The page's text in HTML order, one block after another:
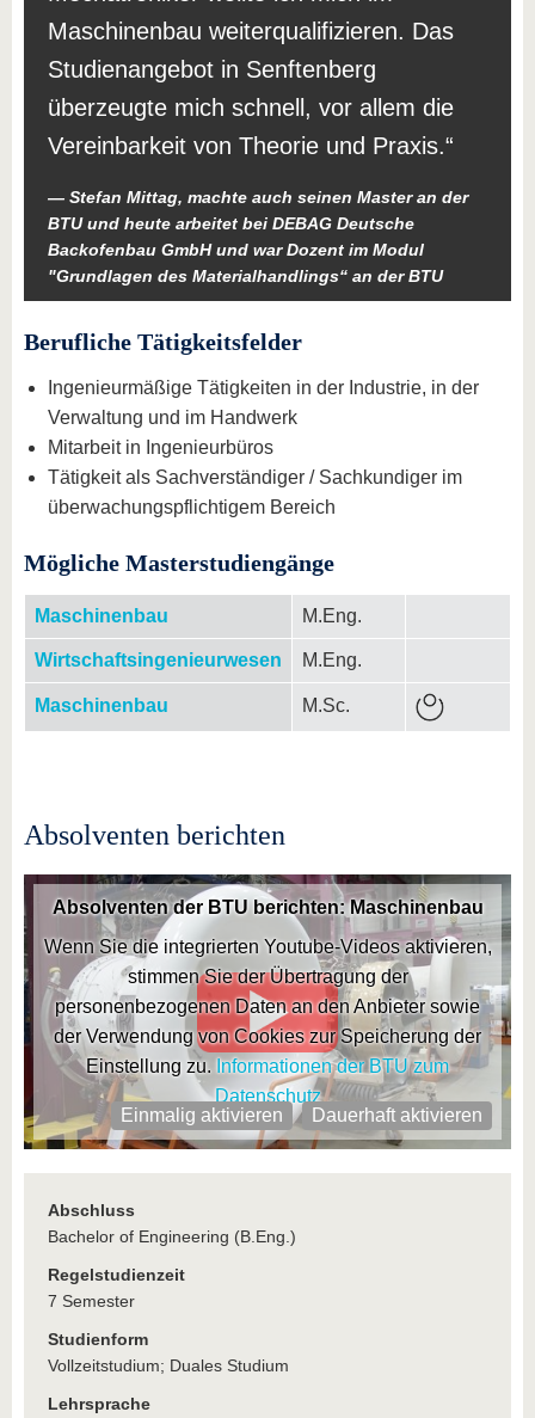
Maschinenbau weiterqualifizieren. Das
Studienangebot in Senftenberg
überzeugte mich schnell, vor allem die
Vereinbarkeit von Theorie und Praxis.
Stefan Mittag, machte auch seinen Master an der
BTU und heute arbeitet bei DEBAG Deutsche
Backofenbau GmbH und war Dozent im Modul
"Grundlagen des Materialhandlings“ an der BTU
Berufliche Tätigkeitsfelder
Ingenieurmäßige Tätigkeiten in der Industrie, in der
Verwaltung und im Handwerk
Mitarbeit in Ingenieurbüros
Tätigkeit als Sachverständiger / Sachkundiger im
überwachungspflichtigem Bereich
Mögliche Masterstudiengänge
Maschinenbau M.Eng.
Wirtschaftsingenieurwesen M.Eng.
Maschinenbau M.Sc.
Absolventen berichten
Absolventen der BTU berichten: Maschinenbau
Wenn Sie die integrierten Youtube-Videos aktivieren,
stimmen Sie der Übertragung der
personenbezogenen Daten an den Anbieter sowie
der Verwendung von Cookies zur Speicherung der
Einstellung zu. Informationen der BTU zum
Datenschutz
Einmalig aktivieren
Dauerhaft aktivieren
Abschluss
Bachelor of Engineering (B.Eng.)
Regelstudienzeit
7 Semester
Studienform
Vollzeitstudium; Duales Studium
Lehrsprache